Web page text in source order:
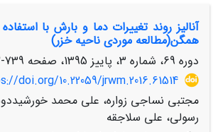
آنالیز روند تغییرات دما و بارش با
همگن(مطالعه موردی ناحیه خزر)
دوره 69، شماره 3، پاییز 1395، صفحه
739-752
doi.org/10.22059/jrwm.2016.61514
مجتبی نساجی زواره، علی محمد
رسولی، علی سلاجقه